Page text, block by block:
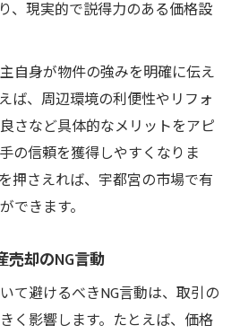
、現実的で説得力のある価格設
自身が物件の強みを明確に伝え
ば、周辺環境の利便性やリフォ
さなど具体的なメリットをアピ
の信頼を獲得しやすくなりま
押さえれば、宇都宮の市場で有
できます。
売却のNG言動
て避けるべきNG言動は、取引の
く影響します。たとえば、価格